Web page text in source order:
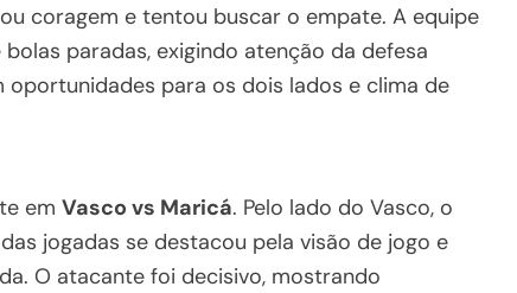
coragem e tentou buscar o empate. A equipe
paradas, exigindo atenção da defesa
oportunidades para os dois lados e clima de
em Vasco vs Maricá. Pelo lado do Vasco, o
jogadas se destacou pela visão de jogo e
O atacante foi decisivo, mostrando